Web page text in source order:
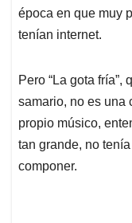
época en que muy
tenían internet.
Pero “La gota fría”,
samario, no es una
propio músico,
tan grande, no
componer.